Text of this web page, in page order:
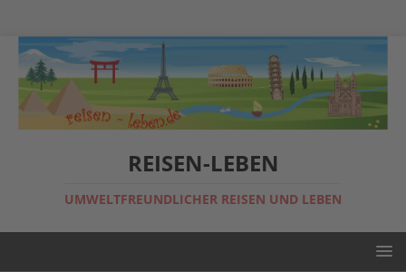
REISEN-LEBEN
UMWELTFREUNDLICHER REISEN UND LEBEN